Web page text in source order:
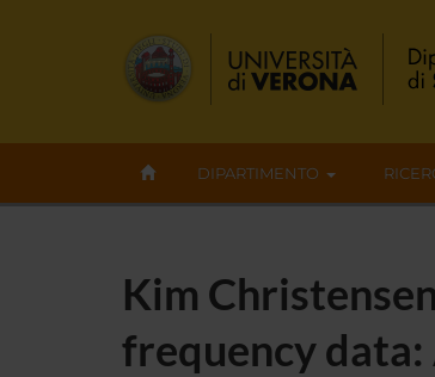
DIPARTIMENTO
Kim
frequency data: